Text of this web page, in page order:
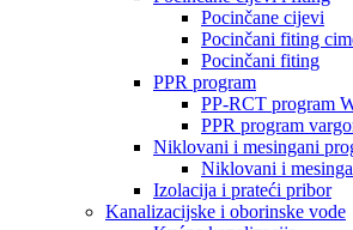
Pocinčane cijevi
Pocinčani fiting
Pocinčani fiting
PPR program
PP-RCT program
PPR program
Niklovani i mesingani
Niklovani i
Izolacija i prateći pribor
Kanalizacijske i oborinske vode